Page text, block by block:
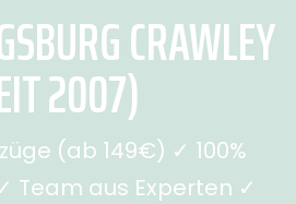
CRAWLEY
2007)
(ab 149€) ✓ 100%
Team aus Experten ✓